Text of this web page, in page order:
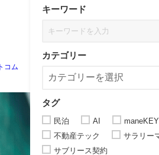
コム
キーワード
カテゴリー
タグ
民泊 AI
maneKEY
不動産テック
サラリー
サブリース契約